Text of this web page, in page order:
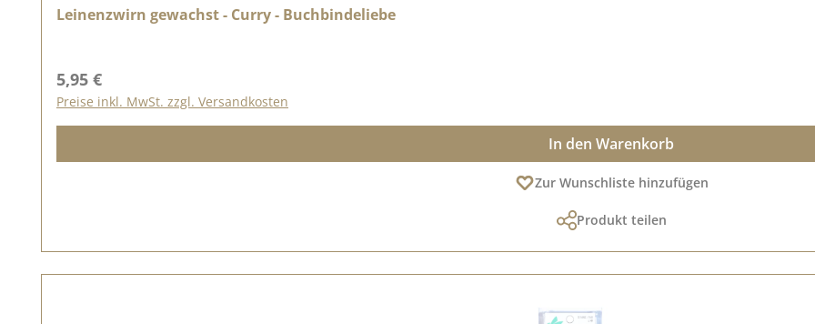
Leinenzwirn gewachst - Curry - Buchbindeliebe
Regulärer Preis:
5,95 €
Preise inkl. MwSt. zzgl. Versandkosten
In den Warenkorb
Zur Wunschliste hinzufügen
Produkt teilen